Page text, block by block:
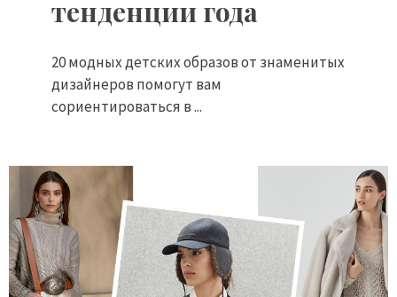
тенденции года
20 модных детских образов от знаменитых
дизайнеров помогут вам
сориентироваться в ...